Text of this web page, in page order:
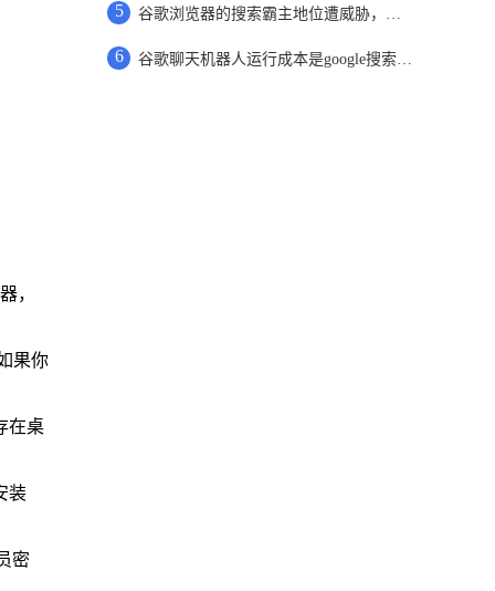
，
果你
在桌
装
密
5 谷歌浏览器的搜索霸主地位遭威胁，微软正式发布ChatGPT版搜索引擎
6 谷歌聊天机器人运行成本是google搜索的10倍